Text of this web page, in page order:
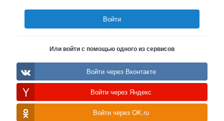
Войти
Или войти с помощью одного из сервисов
Войти через Вконтакте
Войти через Яндекс
Войти через OK.ru